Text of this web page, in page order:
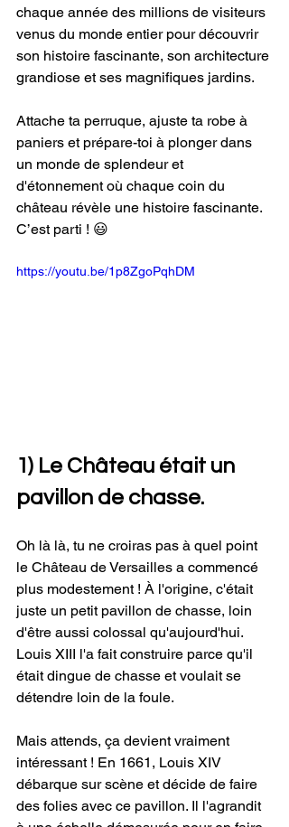
chaque année des millions de visiteurs
venus du monde entier pour découvrir
son histoire fascinante, son architecture
grandiose et ses magnifiques jardins.
Attache ta perruque, ajuste ta robe à
paniers et prépare-toi à plonger dans
un monde de splendeur et
d'étonnement où chaque coin du
château révèle une histoire fascinante.
C’est parti ! 😃
https://youtu.be/1p8ZgoPqhDM
1) Le Château était un
pavillon de chasse.
Oh là là, tu ne croiras pas à quel point
le Château de Versailles a commencé
plus modestement ! À l'origine, c'était
juste un petit pavillon de chasse, loin
d'être aussi colossal qu'aujourd'hui.
Louis XIII l'a fait construire parce qu'il
était dingue de chasse et voulait se
détendre loin de la foule.
Mais attends, ça devient vraiment
intéressant ! En 1661, Louis XIV
débarque sur scène et décide de faire
des folies avec ce pavillon. Il l'agrandit